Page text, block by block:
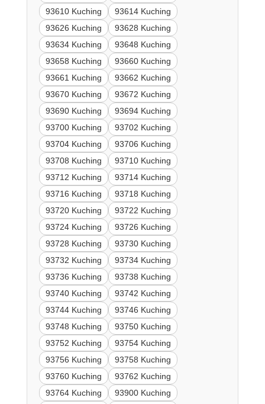
93610 Kuching
93614 Kuching
93626 Kuching
93628 Kuching
93634 Kuching
93648 Kuching
93658 Kuching
93660 Kuching
93661 Kuching
93662 Kuching
93670 Kuching
93672 Kuching
93690 Kuching
93694 Kuching
93700 Kuching
93702 Kuching
93704 Kuching
93706 Kuching
93708 Kuching
93710 Kuching
93712 Kuching
93714 Kuching
93716 Kuching
93718 Kuching
93720 Kuching
93722 Kuching
93724 Kuching
93726 Kuching
93728 Kuching
93730 Kuching
93732 Kuching
93734 Kuching
93736 Kuching
93738 Kuching
93740 Kuching
93742 Kuching
93744 Kuching
93746 Kuching
93748 Kuching
93750 Kuching
93752 Kuching
93754 Kuching
93756 Kuching
93758 Kuching
93760 Kuching
93762 Kuching
93764 Kuching
93900 Kuching